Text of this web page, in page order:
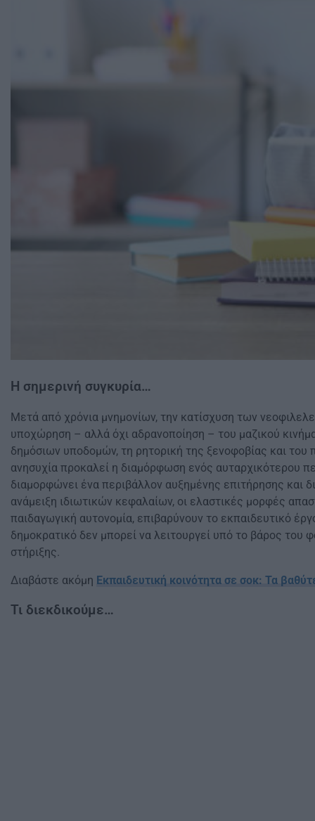
Η σημερινή συγκυρία…
Μετά από χρόνια μνημονίων, την κατίσχυση των
υποχώρηση – αλλά όχι αδρανοποίηση – του μαζικού
δημόσιων υποδομών, τη ρητορική της ξενοφοβίας και
ανησυχία προκαλεί η διαμόρφωση ενός αυταρχικότερου
διαμορφώνει ένα περιβάλλον αυξημένης επιτήρησης και
ανάμειξη ιδιωτικών κεφαλαίων, οι ελαστικές μορφές
παιδαγωγική αυτονομία, επιβαρύνουν το εκπαιδευτικό
δημοκρατικό δεν μπορεί να λειτουργεί υπό το βάρος του
στήριξης.
Διαβάστε ακόμη Εκπαιδευτική κοινότητα σε σοκ: Τα
Τι διεκδικούμε…